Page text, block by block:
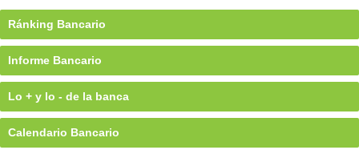
Ránking Bancario
Informe Bancario
Lo + y lo - de la banca
Calendario Bancario